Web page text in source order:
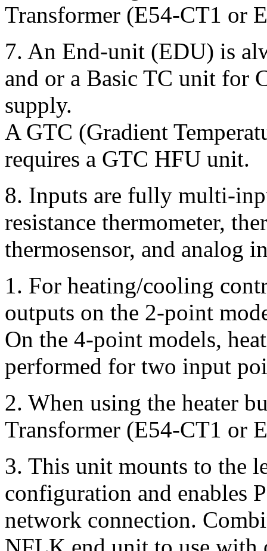
Transformer (E54-CT1 or
7. An End-unit (EDU) is
and or a Basic TC unit for
supply.
A GTC (Gradient
requires a GTC HFU unit.
8. Inputs are fully multi-
resistance thermometer,
thermosensor, and analog
1. For heating/cooling
outputs on the 2-point
On the 4-point models,
performed for two input
2. When using the heater
Transformer (E54-CT1 or
3. This unit mounts to the
configuration and enables
network connection.